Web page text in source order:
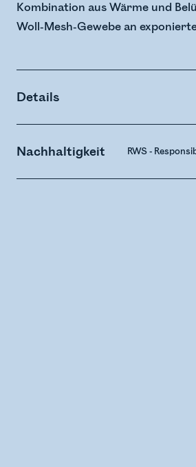
Kombination aus Wärme und
Woll-Mesh-Gewebe an
Details
Nachhaltigkeit RWS -